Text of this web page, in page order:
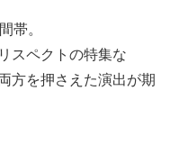
帯。
スペクトの特集な
方を押さえた演出が期